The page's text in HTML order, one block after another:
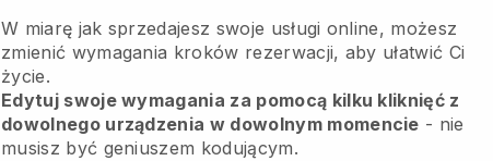
W miarę jak sprzedajesz swoje usługi online, możesz
zmienić wymagania kroków rezerwacji, aby ułatwić Ci
życie.
Edytuj swoje wymagania za pomocą kilku kliknięć z
dowolnego urządzenia w dowolnym momencie - nie
musisz być geniuszem kodującym.